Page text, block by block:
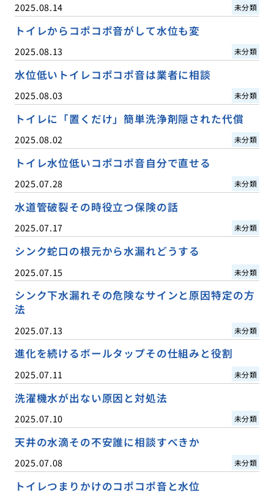
2025.08.14 未分類
トイレからコポコポ音がして水位も変
2025.08.13 未分類
水位低いトイレコポコポ音は業者に相談
2025.08.03 未分類
トイレに「置くだけ」簡単洗浄剤隠された代償
2025.08.02 未分類
トイレ水位低いコポコポ音自分で直せる
2025.07.28 未分類
水道管破裂その時役立つ保険の話
2025.07.17 未分類
シンク蛇口の根元から水漏れどうする
2025.07.15 未分類
シンク下水漏れその危険なサインと原因特定の方
法
2025.07.13 未分類
進化を続けるボールタップその仕組みと役割
2025.07.11 未分類
洗濯機水が出ない原因と対処法
2025.07.10 未分類
天井の水滴その不安誰に相談すべきか
2025.07.08 未分類
トイレつまりかけのコポコポ音と水位